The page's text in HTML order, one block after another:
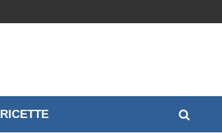
RICETTE